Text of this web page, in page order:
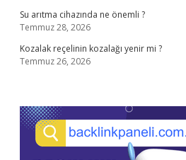
Su arıtma cihazında ne önemli ?
Temmuz 28, 2026
Kozalak reçelinin kozalağı yenir mi ?
Temmuz 26, 2026